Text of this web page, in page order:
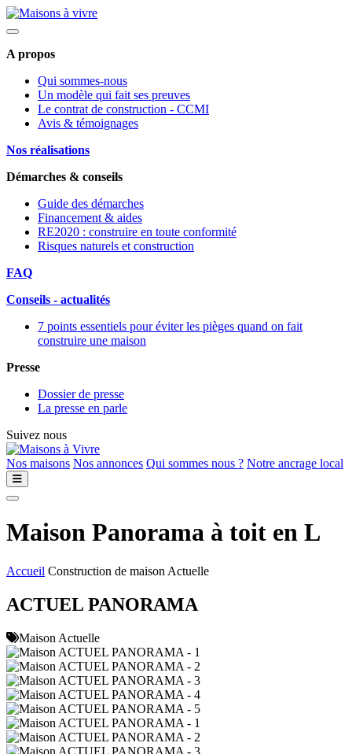
A propos
Qui sommes-nous
Un modèle qui fait ses preuves
Le contrat de construction - CCMI
Avis & témoignages
Nos réalisations
Démarches & conseils
Guide des démarches
Financement & aides
RE2020 : construire en toute conformité
Risques naturels et construction
FAQ
Conseils - actualités
7 points essentiels pour éviter les pièges quand on fait
construire une maison
Presse
Dossier de presse
La presse en parle
Suivez nous
Nos maisons Nos annonces Qui sommes nous ? Notre ancrage local
Maison Panorama à toit en L
Accueil Construction de maison Actuelle
ACTUEL PANORAMA
Maison Actuelle